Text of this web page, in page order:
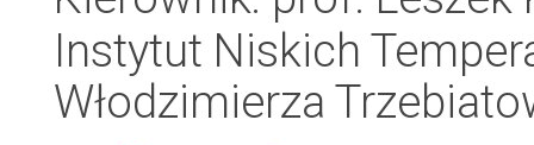
Instytut Niskich
Włodzimierza